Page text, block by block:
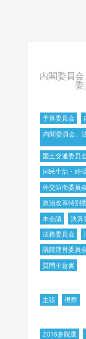
内閣委員
委
予算委員会
内閣委員会、
国土交通委員
国民生活・経
外交防衛委員
政治改革特別
本会議
決算
法務委員会
議院運営委員
質問主意書
主張 視察
2016参院選